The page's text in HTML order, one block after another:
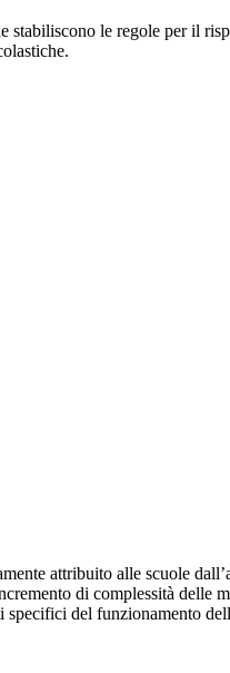
stabiliscono le regole per il
attribuito alle scuole
di complessità delle
del funzionamento